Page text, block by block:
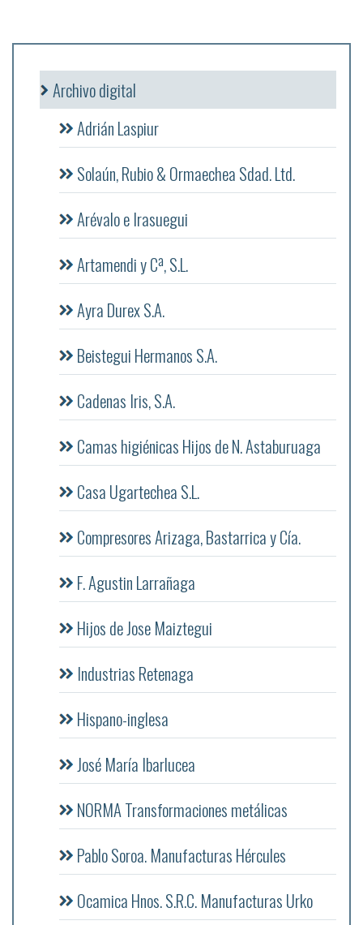
Archivo digital
Adrián Laspiur
Solaún, Rubio & Ormaechea Sdad. Ltd.
Arévalo e Irasuegui
Artamendi y Cª, S.L.
Ayra Durex S.A.
Beistegui Hermanos S.A.
Cadenas Iris, S.A.
Camas higiénicas Hijos de N. Astaburuaga
Casa Ugartechea S.L.
Compresores Arizaga, Bastarrica y Cía.
F. Agustin Larrañaga
Hijos de Jose Maiztegui
Industrias Retenaga
Hispano-inglesa
José María Ibarlucea
NORMA Transformaciones metálicas
Pablo Soroa. Manufacturas Hércules
Ocamica Hnos. S.R.C. Manufacturas Urko